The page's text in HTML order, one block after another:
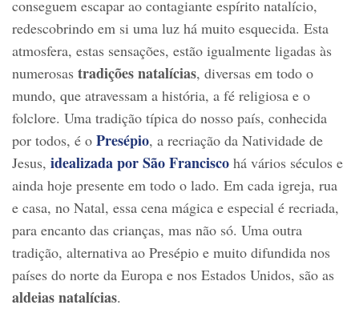
conseguem escapar ao contagiante espírito natalício,
redescobrindo em si uma luz há muito esquecida. Esta
atmosfera, estas sensações, estão igualmente ligadas às
numerosas tradições natalícias, diversas em todo o
mundo, que atravessam a história, a fé religiosa e o
folclore. Uma tradição típica do nosso país, conhecida
por todos, é o Presépio, a recriação da Natividade de
Jesus, idealizada por São Francisco há vários séculos e
ainda hoje presente em todo o lado. Em cada igreja, rua
e casa, no Natal, essa cena mágica e especial é recriada,
para encanto das crianças, mas não só. Uma outra
tradição, alternativa ao Presépio e muito difundida nos
países do norte da Europa e nos Estados Unidos, são as
aldeias natalícias.